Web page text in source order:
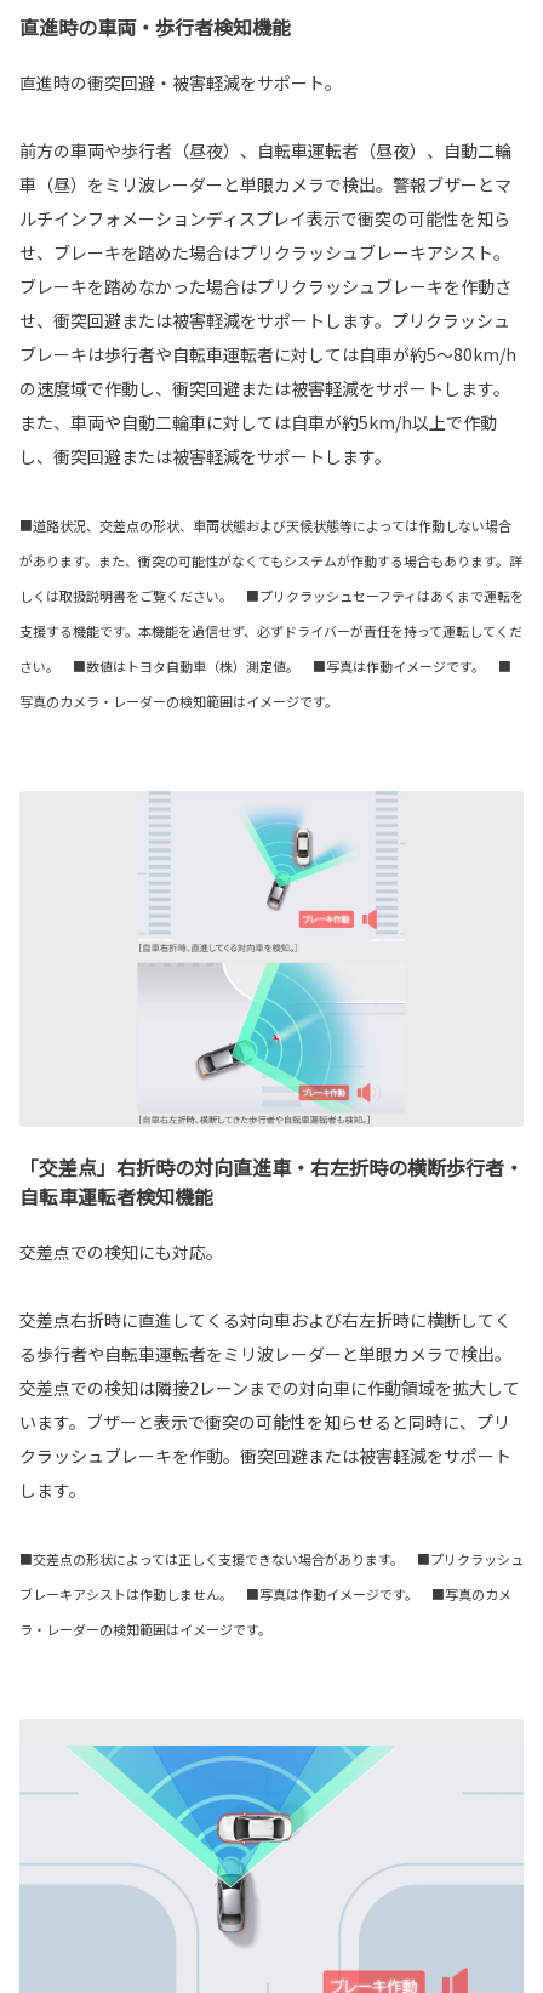
直進時の車両・歩行者検知機能
直進時の衝突回避・被害軽減をサポート。
前方の車両や歩行者（昼夜）、自転車運転者（昼夜）、自動二輪
車（昼）をミリ波レーダーと単眼カメラで検出。警報ブザーとマ
ルチインフォメーションディスプレイ表示で衝突の可能性を知ら
せ、ブレーキを踏めた場合はプリクラッシュブレーキアシスト。
ブレーキを踏めなかった場合はプリクラッシュブレーキを作動さ
せ、衝突回避または被害軽減をサポートします。プリクラッシュ
ブレーキは歩行者や自転車運転者に対しては自車が約5〜80km/h
の速度域で作動し、衝突回避または被害軽減をサポートします。
また、車両や自動二輪車に対しては自車が約5km/h以上で作動
し、衝突回避または被害軽減をサポートします。
■道路状況、交差点の形状、車両状態および天候状態等によっては作動しない場合
があります。また、衝突の可能性がなくてもシステムが作動する場合もあります。詳
しくは取扱説明書をご覧ください。 ■プリクラッシュセーフティはあくまで運転を
支援する機能です。本機能を過信せず、必ずドライバーが責任を持って運転してくだ
さい。 ■数値はトヨタ自動車（株）測定値。 ■写真は作動イメージです。 ■
写真のカメラ・レーダーの検知範囲はイメージです。
「交差点」右折時の対向直進車・右左折時の横断歩行者・
自転車運転者検知機能
交差点での検知にも対応。
交差点右折時に直進してくる対向車および右左折時に横断してく
る歩行者や自転車運転者をミリ波レーダーと単眼カメラで検出。
交差点での検知は隣接2レーンまでの対向車に作動領域を拡大して
います。ブザーと表示で衝突の可能性を知らせると同時に、プリ
クラッシュブレーキを作動。衝突回避または被害軽減をサポート
します。
■交差点の形状によっては正しく支援できない場合があります。 ■プリクラッシュ
ブレーキアシストは作動しません。 ■写真は作動イメージです。 ■写真のカメ
ラ・レーダーの検知範囲はイメージです。